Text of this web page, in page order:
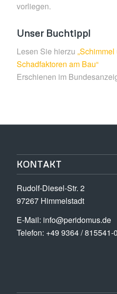
vorliegen.
Unser Buchtipp!
Lesen Sie hierzu
Schadfaktoren am Bau“
Erschienen im
KONTAKT
Rudolf-Diesel-Str. 2
97267 Himmelstadt
E-Mail: info@peridomus.de
Telefon: +49 9364 / 815541-0